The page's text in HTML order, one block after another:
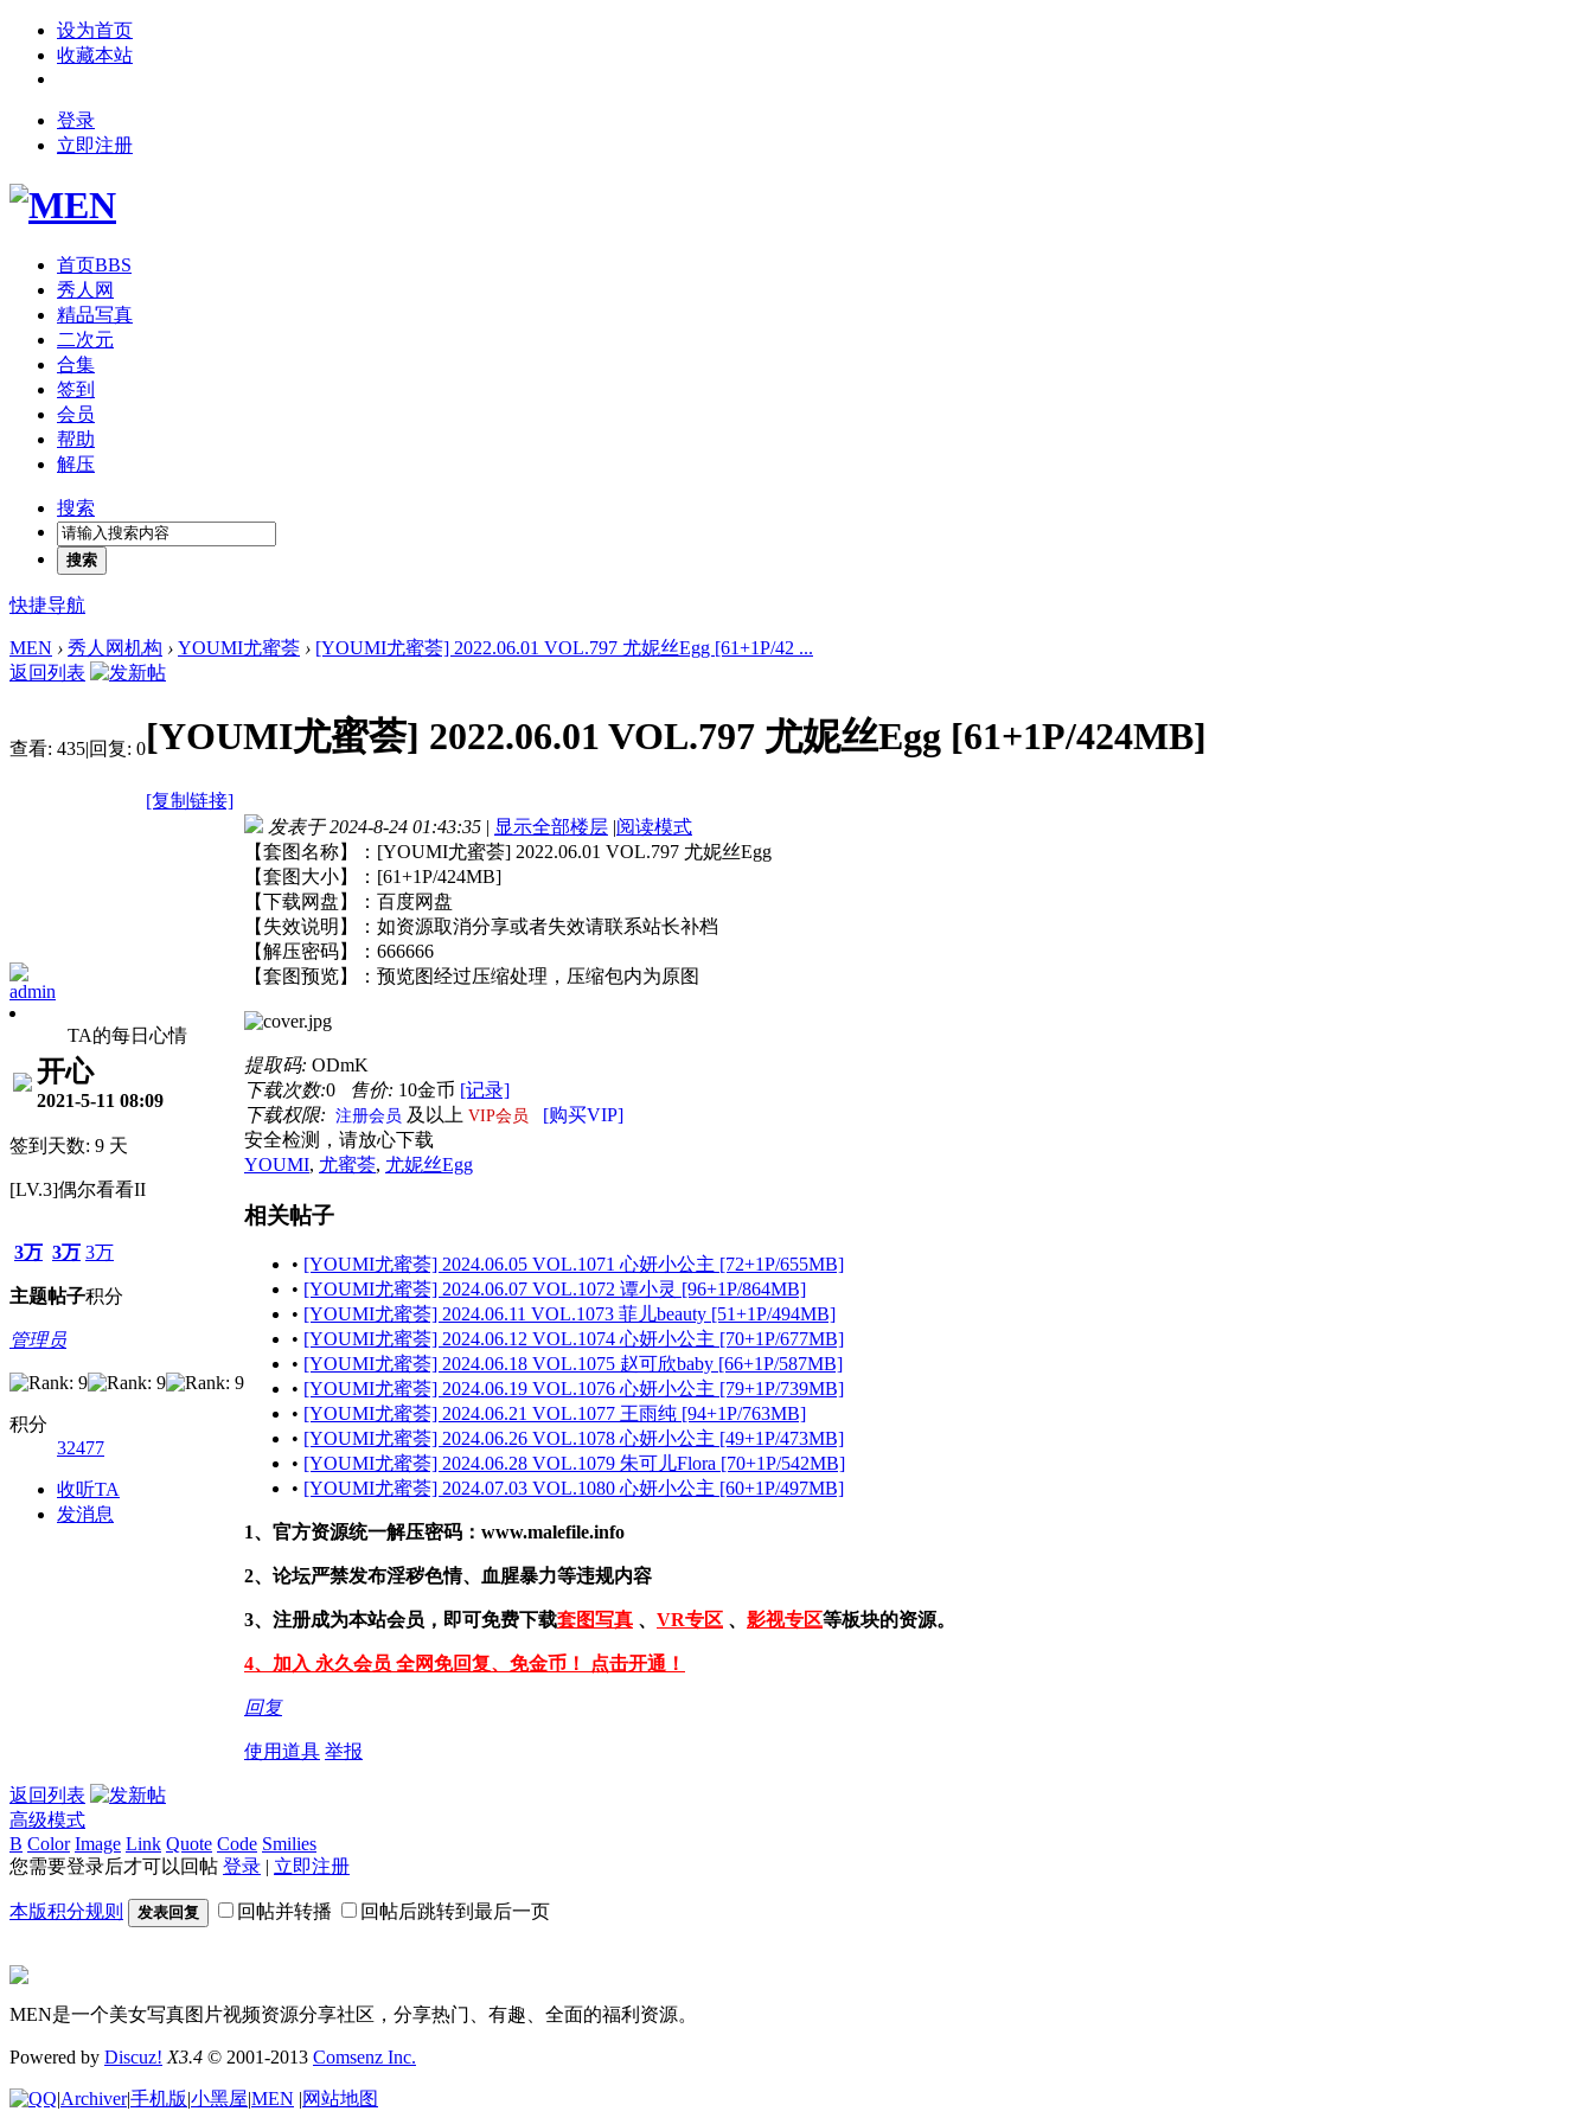
设为首页
收藏本站
登录
立即注册
首页BBS
秀人网
精品写真
二次元
合集
签到
会员
帮助
解压
搜索
搜索
快捷导航
MEN › 秀人网机构 › YOUMI尤蜜荟 › [YOUMI尤蜜荟] 2022.06.01 VOL.797 尤妮丝Egg [61+1P/42 ...
返回列表
查看: 435|回复: 0[YOUMI尤蜜荟] 2022.06.01 VOL.797 尤妮丝Egg [61+1P/424MB]
[复制链接]
admin
TA的每日心情
开心
2021-5-11 08:09
签到天数: 9 天
[LV.3]偶尔看看II
3万
主题
3万
帖子
3万
积分
管理员
积分
32477
收听TA
发消息
发表于 2024-8-24 01:43:35 | 显示全部楼层 |阅读模式
【套图名称】：[YOUMI尤蜜荟] 2022.06.01 VOL.797 尤妮丝Egg
【套图大小】：[61+1P/424MB]
【下载网盘】：百度网盘
【失效说明】：如资源取消分享或者失效请联系站长补档
【解压密码】：666666
【套图预览】：预览图经过压缩处理，压缩包内为原图
提取码: ODmK
下载次数:0 售价: 10金币 [记录]
下载权限: 注册会员 及以上 VIP会员
[购买VIP]
安全检测，请放心下载
YOUMI, 尤蜜荟, 尤妮丝Egg
相关帖子
• [YOUMI尤蜜荟] 2024.06.05 VOL.1071 心妍小公主 [72+1P/655MB]
• [YOUMI尤蜜荟] 2024.06.07 VOL.1072 谭小灵 [96+1P/864MB]
• [YOUMI尤蜜荟] 2024.06.11 VOL.1073 菲儿beauty [51+1P/494MB]
• [YOUMI尤蜜荟] 2024.06.12 VOL.1074 心妍小公主 [70+1P/677MB]
• [YOUMI尤蜜荟] 2024.06.18 VOL.1075 赵可欣baby [66+1P/587MB]
• [YOUMI尤蜜荟] 2024.06.19 VOL.1076 心妍小公主 [79+1P/739MB]
• [YOUMI尤蜜荟] 2024.06.21 VOL.1077 王雨纯 [94+1P/763MB]
• [YOUMI尤蜜荟] 2024.06.26 VOL.1078 心妍小公主 [49+1P/473MB]
• [YOUMI尤蜜荟] 2024.06.28 VOL.1079 朱可儿Flora [70+1P/542MB]
• [YOUMI尤蜜荟] 2024.07.03 VOL.1080 心妍小公主 [60+1P/497MB]
1、官方资源统一解压密码：www.malefile.info
2、论坛严禁发布淫秽色情、血腥暴力等违规内容
3、注册成为本站会员，即可免费下载套图写真 、 VR专区 、 影视专区等板块的资源。
4、加入 永久会员 全网免回复、免金币！ 点击开通！
回复
使用道具 举报
返回列表
高级模式
B Color Image Link Quote Code Smilies
您需要登录后才可以回帖 登录 | 立即注册
本版积分规则 发表回复 回帖并转播 回帖后跳转到最后一页
MEN是一个美女写真图片视频资源分享社区，分享热门、有趣、全面的福利资源。
Powered by Discuz! X3.4 © 2001-2013 Comsenz Inc.
|Archiver|手机版|小黑屋|MEN |网站地图